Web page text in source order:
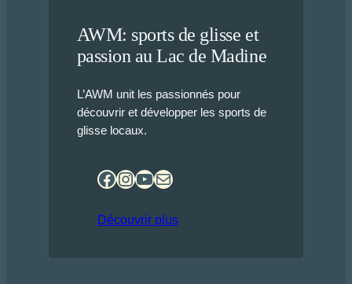
AWM: sports de glisse et
passion au Lac de Madine
L’AWM unit les passionnés pour
découvrir et développer les sports de
glisse locaux.
Facebook InstagramYouTube E-mail
Découvrir plus